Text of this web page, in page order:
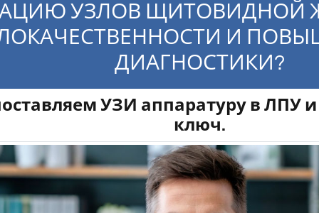
УЗЛОВ ЩИТОВИДНОЙ
И
ДИАГНОСТИКИ?
УЗИ аппаратуру в ЛПУ
ключ.